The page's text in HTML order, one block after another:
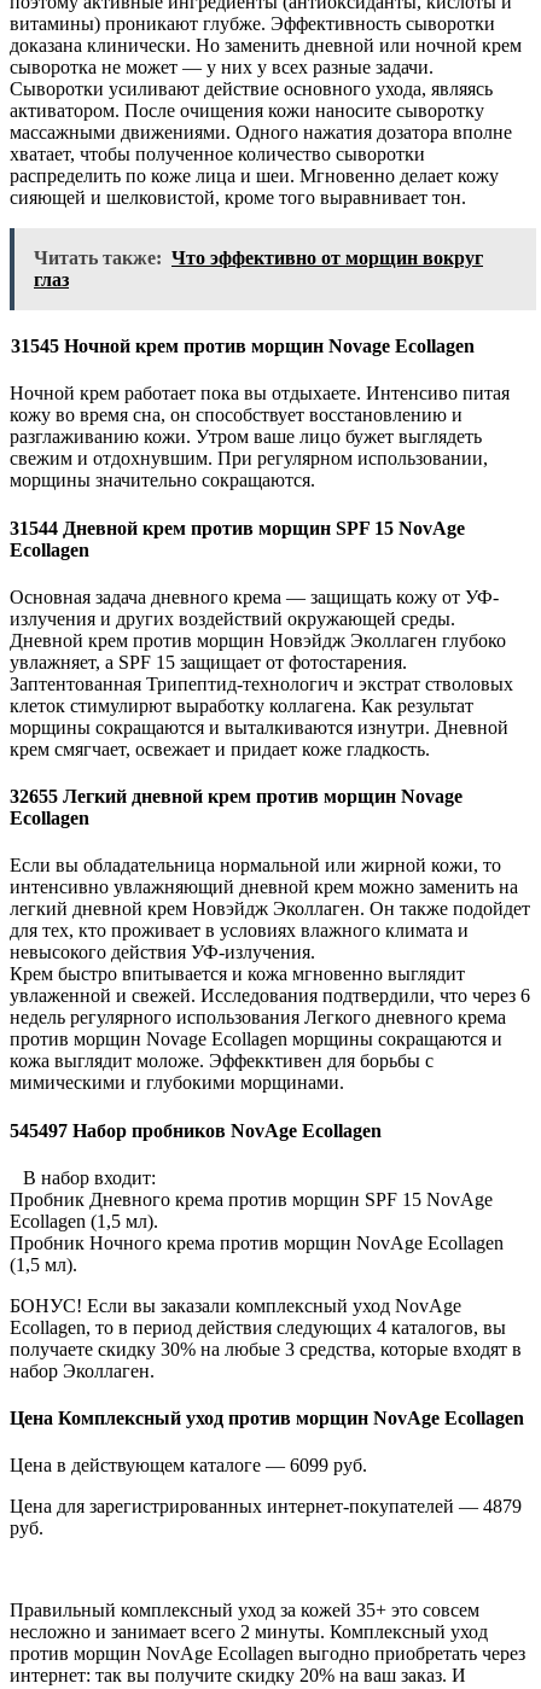
витамины) проникают глубже. Эффективность сыворотки
доказана клинически. Но заменить дневной или ночной крем
сыворотка не может — у них у всех разные задачи.
Сыворотки усиливают действие основного ухода, являясь
активатором. После очищения кожи наносите сыворотку
массажными движениями. Одного нажатия дозатора вполне
хватает, чтобы полученное количество сыворотки
распределить по коже лица и шеи. Мгновенно делает кожу
сияющей и шелковистой, кроме того выравнивает тон.
Читать также: Что эффективно от морщин вокруг
глаз
31545 Ночной крем против морщин Novage Ecollagen
Ночной крем работает пока вы отдыхаете. Интенсиво питая
кожу во время сна, он способствует восстановлению и
разглаживанию кожи. Утром ваше лицо бужет выглядеть
свежим и отдохнувшим. При регулярном использовании,
морщины значительно сокращаются.
31544 Дневной крем против морщин SPF 15 NovAge
Ecollagen
Основная задача дневного крема — защищать кожу от УФ-
излучения и других воздействий окружающей среды.
Дневной крем против морщин Новэйдж Эколлаген глубоко
увлажняет, а SPF 15 защищает от фотостарения.
Заптентованная Трипептид-технологич и экстрат стволовых
клеток стимулирют выработку коллагена. Как результат
морщины сокращаются и выталкиваются изнутри. Дневной
крем смягчает, освежает и придает коже гладкость.
32655 Легкий дневной крем против морщин Novage
Ecollagen
Если вы обладательница нормальной или жирной кожи, то
интенсивно увлажняющий дневной крем можно заменить на
легкий дневной крем Новэйдж Эколлаген. Он также подойдет
для тех, кто проживает в условиях влажного климата и
невысокого действия УФ-излучения.
Крем быстро впитывается и кожа мгновенно выглядит
увлаженной и свежей. Исследования подтвердили, что через 6
недель регулярного использования Легкого дневного крема
против морщин Novage Ecollagen морщины сокращаются и
кожа выглядит моложе. Эффекктивен для борьбы с
мимическими и глубокими морщинами.
545497 Набор пробников NovAge Ecollagen
В набор входит:
Пробник Дневного крема против морщин SPF 15 NovAge
Ecollagen (1,5 мл).
Пробник Ночного крема против морщин NovAge Ecollagen
(1,5 мл).
БОНУС! Если вы заказали комплексный уход NovAge
Ecollagen, то в период действия следующих 4 каталогов, вы
получаете скидку 30% на любые 3 средства, которые входят в
набор Эколлаген.
Цена Комплексный уход против морщин NovAge Ecollagen
Цена в действующем каталоге — 6099 руб.
Цена для зарегистрированных интернет-покупателей — 4879
руб.
Правильный комплексный уход за кожей 35+ это совсем
несложно и занимает всего 2 минуты. Комплексный уход
против морщин NovAge Ecollagen выгодно приобретать через
интернет: так вы получите скидку 20% на ваш заказ. И